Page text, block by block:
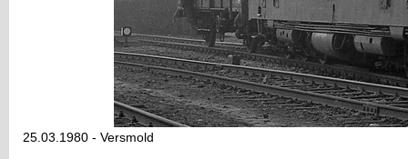
25.03.1980 - Versmold